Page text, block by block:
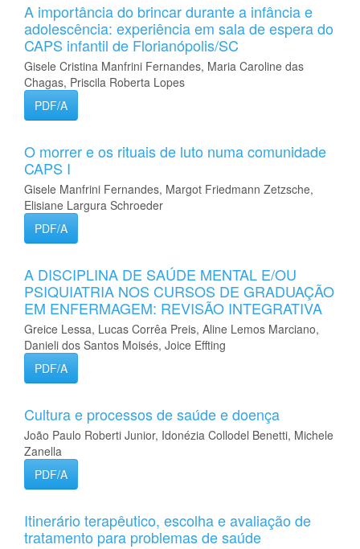
A importância do brincar durante a infância e
adolescência: experiência em sala de espera do
CAPS infantil de Florianópolis/SC
Gisele Cristina Manfrini Fernandes, Maria Caroline das
Chagas, Priscila Roberta Lopes
PDF/A
O morrer e os rituais de luto numa comunidade
CAPS I
Gisele Manfrini Fernandes, Margot Friedmann Zetzsche,
Elisiane Largura Schroeder
PDF/A
A DISCIPLINA DE SAÚDE MENTAL E/OU
PSIQUIATRIA NOS CURSOS DE GRADUAÇÃO
EM ENFERMAGEM: REVISÃO INTEGRATIVA
Greice Lessa, Lucas Corrêa Preis, Aline Lemos Marciano,
Danieli dos Santos Moisés, Joice Effting
PDF/A
Cultura e processos de saúde e doença
João Paulo Roberti Junior, Idonézia Collodel Benetti, Michele
Zanella
PDF/A
Itinerário terapêutico, escolha e avaliação de
tratamento para problemas de saúde